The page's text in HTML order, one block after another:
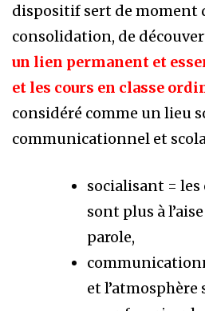
dispositif sert de moment
consolidation, de
un lien permanent et
et les cours en classe
considéré comme un lieu
communicationnel et
socialisant = les
sont plus à
parole,
et